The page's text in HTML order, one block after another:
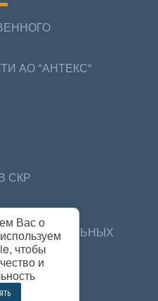
АО "АНТЕКС"
СКР
ПЕРСОНАЛЬНЫХ
Вас о
чтобы
и